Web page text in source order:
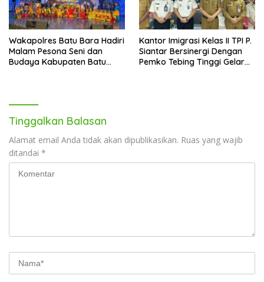
Wakapolres Batu Bara Hadiri
Malam Pesona Seni dan
Budaya Kabupaten Batu
Kantor Imigrasi Kelas II TPI P.
Siantar Bersinergi Dengan
Pemko Tebing Tinggi Gelar
Tinggalkan Balasan
Alamat email Anda tidak akan dipublikasikan. Ruas yang wajib
ditandai *